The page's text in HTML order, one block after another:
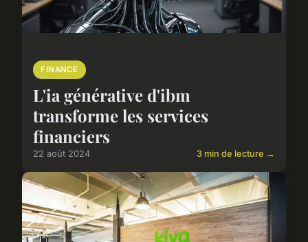
FINANCE
L'ia générative d'ibm
transforme les services
financiers
22 août 2024 3 min de lecture →